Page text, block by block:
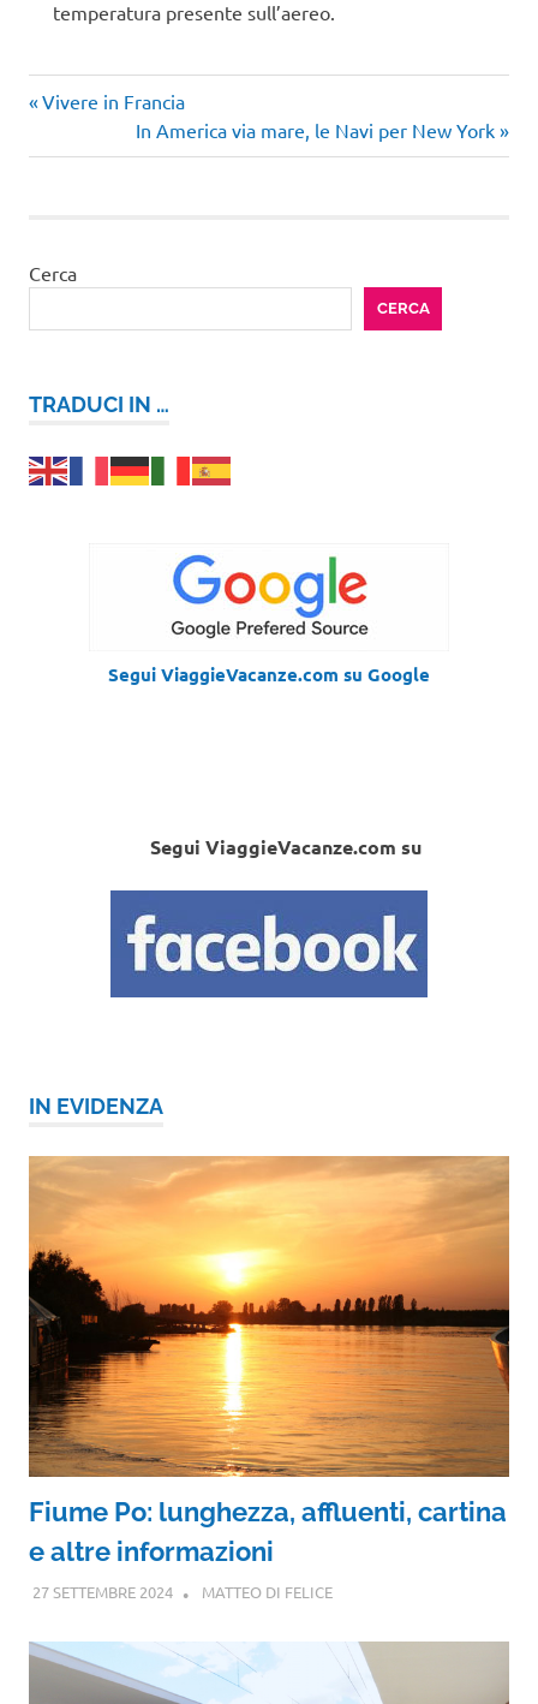
temperatura presente sull’aereo.
Navigazione
articoli
Articolo
precedente:
Vivere in Francia
Articolo
successivo:
In America via mare, le Navi per New York
Cerca
CERCA
TRADUCI IN …
Segui ViaggieVacanze.com su Google
Segui ViaggieVacanze.com su
IN EVIDENZA
Fiume Po: lunghezza, affluenti, cartina
e altre informazioni
27 SETTEMBRE 2024 MATTEO DI FELICE